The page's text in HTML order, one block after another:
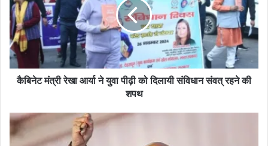
कैबिनेट मंत्री रेखा आर्या ने युवा पीढ़ी को दिलायी संविधान संवत् रहने की
शपथ